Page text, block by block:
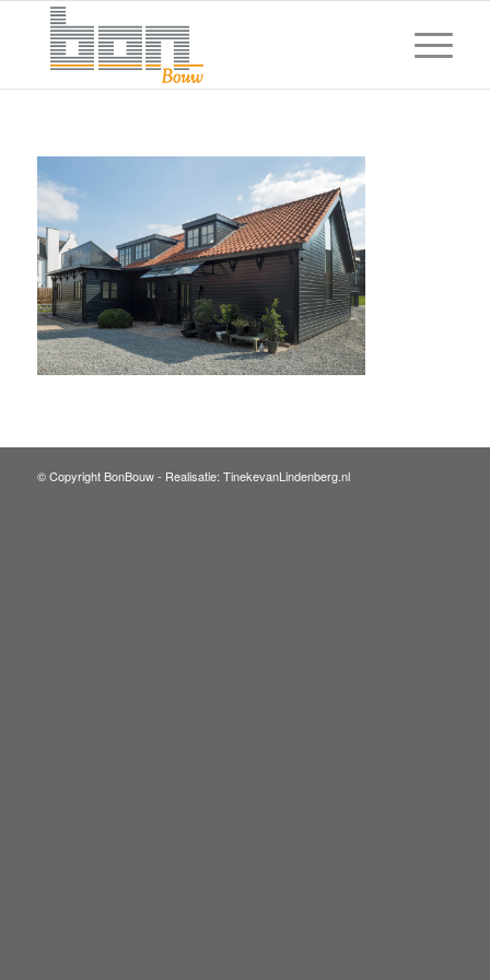
© Copyright BonBouw - Realisatie: TinekevanLindenberg.nl